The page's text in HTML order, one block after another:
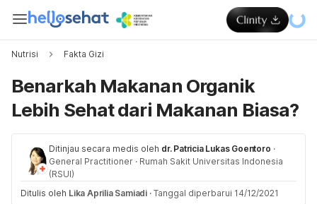
Nutrisi Fakta Gizi
Benarkah Makanan Organik
Lebih Sehat dari Makanan Biasa?
Ditinjau secara medis oleh dr. Patricia Lukas Goentoro ·
General Practitioner · Rumah Sakit Universitas Indonesia
(RSUI)
Ditulis oleh Lika Aprilia Samiadi · Tanggal diperbarui 14/12/2021